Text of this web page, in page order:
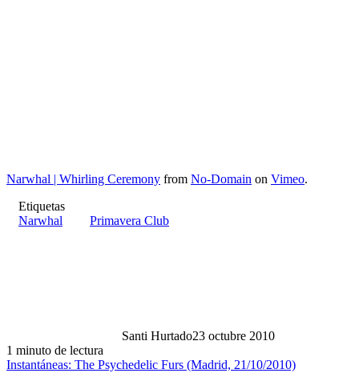
Narwhal | Whirling Ceremony from No-Domain on Vimeo.
Etiquetas
Narwhal
Primavera Club
Santi Hurtado23 octubre 2010
1 minuto de lectura
Instantáneas: The Psychedelic Furs (Madrid, 21/10/2010)